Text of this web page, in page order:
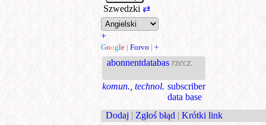
Szwedzki ⇄
+
Google | Forvo | +
abonnentdatabas rzecz.
komun., technol. subscriber
data base
Dodaj | Zgłoś błąd | Krótki link